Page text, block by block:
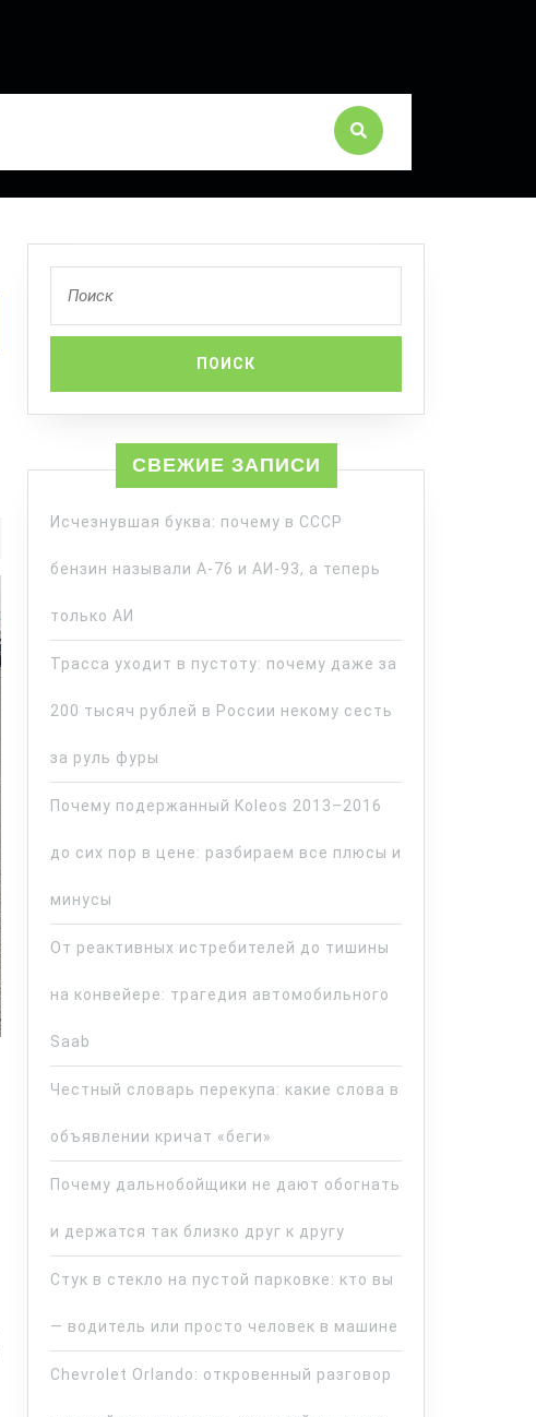
СВЕЖИЕ ЗАПИСИ
Исчезнувшая буква: почему в СССР
бензин называли А-76 и АИ-93, а теперь
только АИ
Трасса уходит в пустоту: почему даже за
200 тысяч рублей в России некому сесть
за руль фуры
Почему подержанный Koleos 2013–2016
до сих пор в цене: разбираем все плюсы и
минусы
От реактивных истребителей до тишины
на конвейере: трагедия автомобильного
Saab
Честный словарь перекупа: какие слова в
объявлении кричат «беги»
Почему дальнобойщики не дают обогнать
и держатся так близко друг к другу
Стук в стекло на пустой парковке: кто вы
— водитель или просто человек в машине
Chevrolet Orlando: откровенный разговор